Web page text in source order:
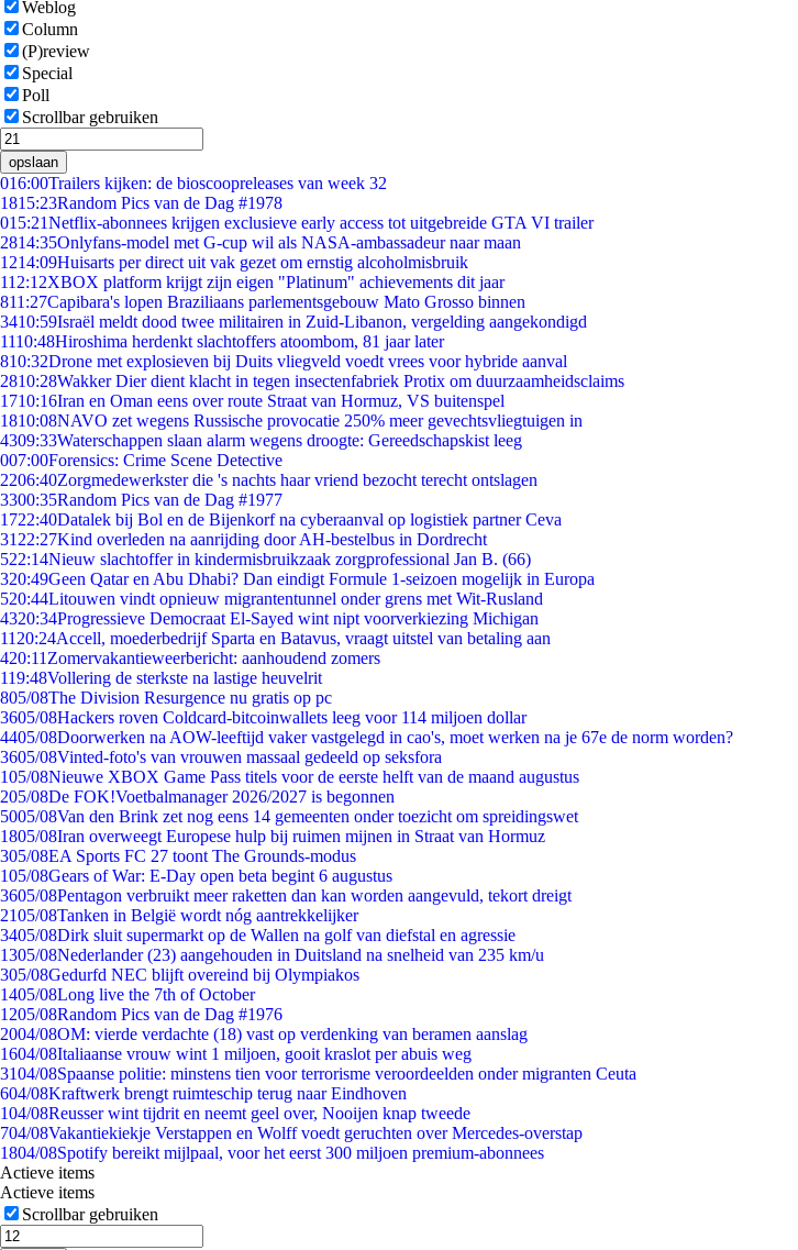
Weblog
Column
(P)review
Special
Poll
Scrollbar gebruiken
opslaan
016:00Trailers kijken: de bioscoopreleases van week 32
1815:23Random Pics van de Dag #1978
015:21Netflix-abonnees krijgen exclusieve early access tot uitgebreide GTA VI trailer
2814:35Onlyfans-model met G-cup wil als NASA-ambassadeur naar maan
1214:09Huisarts per direct uit vak gezet om ernstig alcoholmisbruik
112:12XBOX platform krijgt zijn eigen "Platinum" achievements dit jaar
811:27Capibara's lopen Braziliaans parlementsgebouw Mato Grosso binnen
3410:59Israël meldt dood twee militairen in Zuid-Libanon, vergelding aangekondigd
1110:48Hiroshima herdenkt slachtoffers atoombom, 81 jaar later
810:32Drone met explosieven bij Duits vliegveld voedt vrees voor hybride aanval
2810:28Wakker Dier dient klacht in tegen insectenfabriek Protix om duurzaamheidsclaims
1710:16Iran en Oman eens over route Straat van Hormuz, VS buitenspel
1810:08NAVO zet wegens Russische provocatie 250% meer gevechtsvliegtuigen in
4309:33Waterschappen slaan alarm wegens droogte: Gereedschapskist leeg
007:00Forensics: Crime Scene Detective
2206:40Zorgmedewerkster die 's nachts haar vriend bezocht terecht ontslagen
3300:35Random Pics van de Dag #1977
1722:40Datalek bij Bol en de Bijenkorf na cyberaanval op logistiek partner Ceva
31 22:27Kind overleden na aanrijding door AH-bestelbus in Dordrecht
522:14Nieuw slachtoffer in kindermisbruikzaak zorgprofessional Jan B. (66)
320:49Geen Qatar en Abu Dhabi? Dan eindigt Formule 1-seizoen mogelijk in Europa
520:44Litouwen vindt opnieuw migrantentunnel onder grens met Wit-Rusland
4320:34Progressieve Democraat El-Sayed wint nipt voorverkiezing Michigan
11 20:24Accell, moederbedrijf Sparta en Batavus, vraagt uitstel van betaling aan
420:11 Zomervakantieweerbericht: aanhoudend zomers
119:48Vollering de sterkste na lastige heuvelrit
805/08The Division Resurgence nu gratis op pc
3605/08Hackers roven Coldcard-bitcoinwallets leeg voor 114 miljoen dollar
4405/08Doorwerken na AOW-leeftijd vaker vastgelegd in cao's, moet werken na je 67e de norm worden?
3605/08Vinted-foto's van vrouwen massaal gedeeld op seksfora
105/08Nieuwe XBOX Game Pass titels voor de eerste helft van de maand augustus
205/08De FOK!Voetbalmanager 2026/2027 is begonnen
5005/08Van den Brink zet nog eens 14 gemeenten onder toezicht om spreidingswet
1805/08Iran overweegt Europese hulp bij ruimen mijnen in Straat van Hormuz
305/08EA Sports FC 27 toont The Grounds-modus
105/08Gears of War: E-Day open beta begint 6 augustus
3605/08Pentagon verbruikt meer raketten dan kan worden aangevuld, tekort dreigt
2105/08Tanken in België wordt nóg aantrekkelijker
3405/08Dirk sluit supermarkt op de Wallen na golf van diefstal en agressie
1305/08Nederlander (23) aangehouden in Duitsland na snelheid van 235 km/u
305/08Gedurfd NEC blijft overeind bij Olympiakos
1405/08Long live the 7th of October
1205/08Random Pics van de Dag #1976
2004/08OM: vierde verdachte (18) vast op verdenking van beramen aanslag
1604/08Italiaanse vrouw wint 1 miljoen, gooit kraslot per abuis weg
3104/08Spaanse politie: minstens tien voor terrorisme veroordeelden onder migranten Ceuta
604/08Kraftwerk brengt ruimteschip terug naar Eindhoven
104/08Reusser wint tijdrit en neemt geel over, Nooijen knap tweede
704/08Vakantiekiekje Verstappen en Wolff voedt geruchten over Mercedes-overstap
1804/08Spotify bereikt mijlpaal, voor het eerst 300 miljoen premium-abonnees
Actieve items
Actieve items
Scrollbar gebruiken